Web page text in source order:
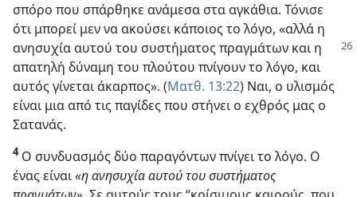
σπόρο που σπάρθηκε ανάμεσα στα αγκάθια. Τόνισε
ότι μπορεί μεν να ακούσει κάποιος το λόγο, «αλλά η
ανησυχίααυτού του συστήματος πραγμάτων και η
απατηλή δύναμη του πλούτου πνίγουν το λόγο, και
αυτός γίνεται άκαρπος». (Ματθ. 13:22) Ναι, ο υλισμός
είναι μια από τις παγίδες που στήνει ο εχθρός μας ο
Σατανάς.
4Ο συνδυασμός δύο παραγόντων πνίγει το λόγο. Ο
ένας είναι«η ανησυχία αυτού του συστήματος